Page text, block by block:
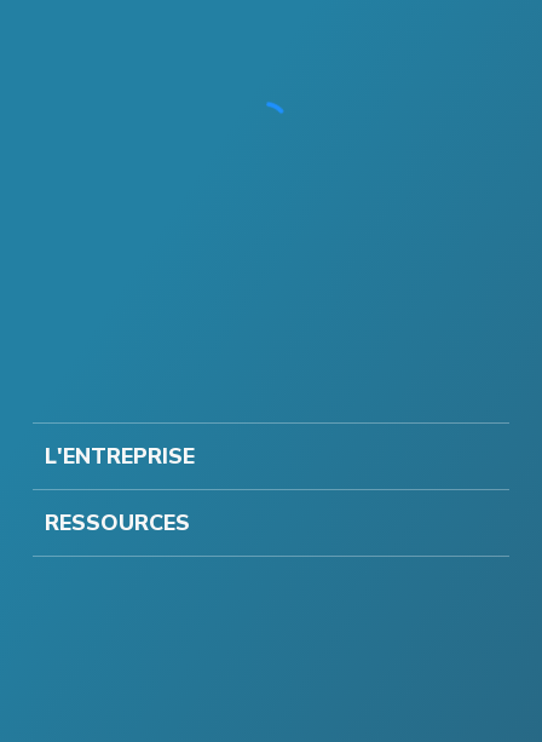
L'ENTREPRISE
RESSOURCES